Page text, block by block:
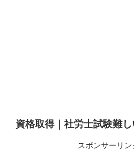
資格取得｜社労士試験難し
スポンサーリン